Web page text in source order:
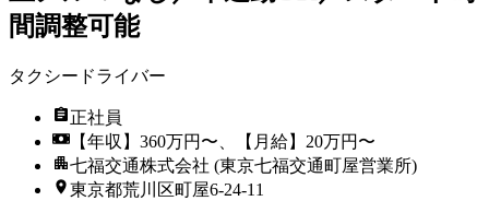
間調整可能
タクシードライバー
正社員
【年収】360万円〜、【月給】20万円〜
七福交通株式会社 (東京七福交通町屋営業所)
東京都荒川区町屋6-24-11